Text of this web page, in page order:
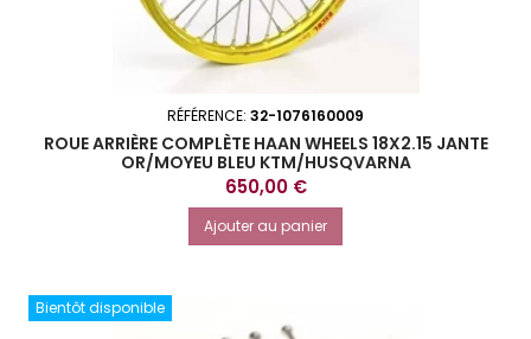
RÉFÉRENCE: 32-1076160009
ROUE ARRIÈRE COMPLÈTE HAAN WHEELS 18X2.15 JANTE
OR/MOYEU BLEU KTM/HUSQVARNA
Prix
650,00 €
Ajouter au panier
Bientôt disponible